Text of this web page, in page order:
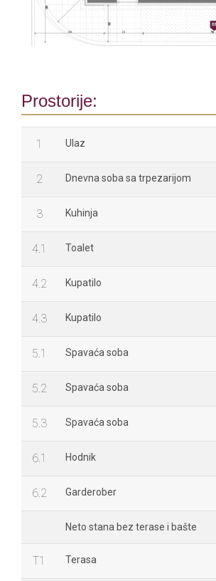
Prostorije:
1 Ulaz
2 Dnevna soba sa trpezarijom
3 Kuhinja
4.1 Toalet
4.2 Kupatilo
4.3 Kupatilo
5.1 Spavaća soba
5.2 Spavaća soba
5.3 Spavaća soba
6.1 Hodnik
6.2 Garderober
Neto stana bez terase i bašte
T1 Terasa